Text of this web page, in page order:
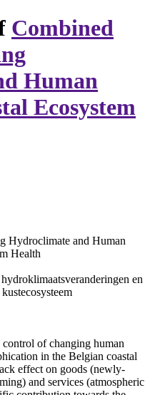
Combined
Human
Ecosystem
Hydroclimate and Human
Health
en
of changing human
in the Belgian coastal
effect on goods (newly-
and services (atmospheric